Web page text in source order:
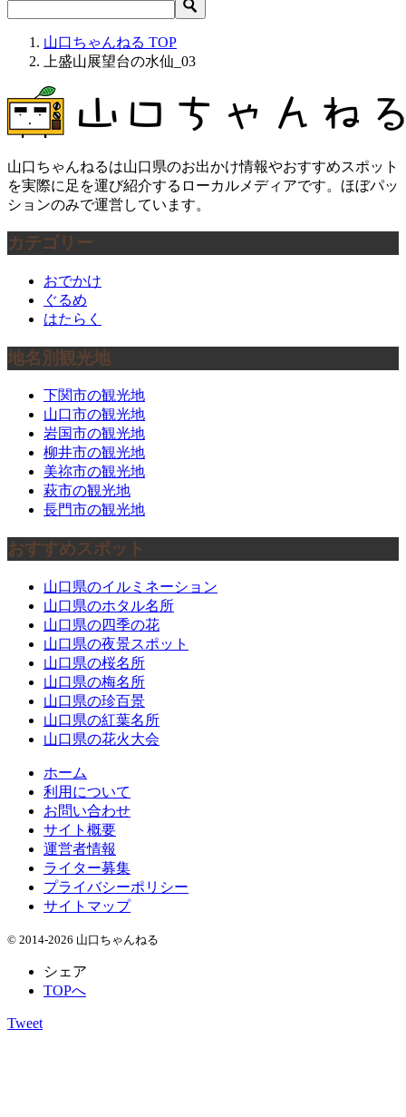
山口ちゃんねる TOP
上盛山展望台の水仙_03
山口ちゃんねるは山口県のお出かけ情報やおすすめスポット
を実際に足を運び紹介するローカルメディアです。ほぼパッ
ションのみで運営しています。
カテゴリー
おでかけ
ぐるめ
はたらく
地名別観光地
下関市の観光地
山口市の観光地
岩国市の観光地
柳井市の観光地
美祢市の観光地
萩市の観光地
長門市の観光地
おすすめスポット
山口県のイルミネーション
山口県のホタル名所
山口県の四季の花
山口県の夜景スポット
山口県の桜名所
山口県の梅名所
山口県の珍百景
山口県の紅葉名所
山口県の花火大会
ホーム
利用について
お問い合わせ
サイト概要
運営者情報
ライター募集
プライバシーポリシー
サイトマップ
© 2014-2026 山口ちゃんねる
シェア
TOPへ
Tweet